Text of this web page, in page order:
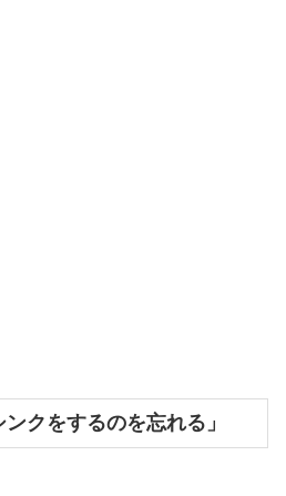
クをするのを忘れる」